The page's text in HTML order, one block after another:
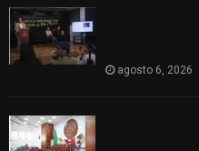
agosto 6, 2026